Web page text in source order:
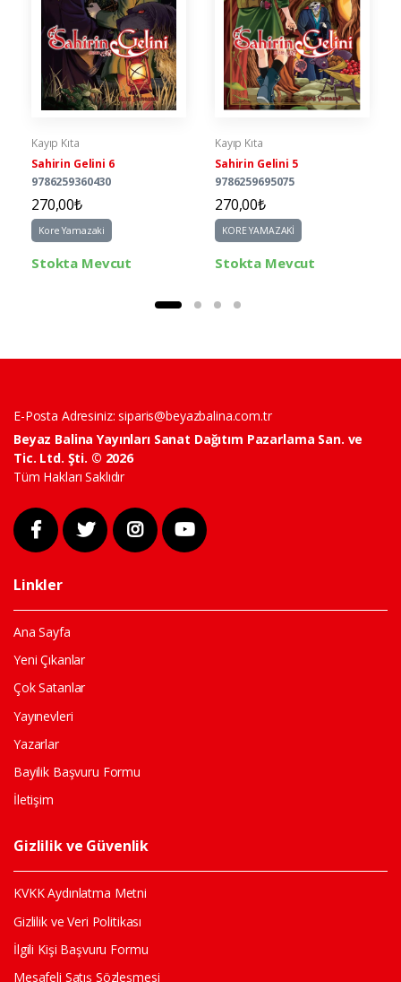
Kayıp Kıta
Sahirin Gelini 6
9786259360430
270,00₺
Kore Yamazaki
Stokta Mevcut
Kayıp Kıta
Sahirin Gelini 5
9786259695075
270,00₺
KORE YAMAZAKİ
Stokta Mevcut
E-Posta Adresiniz:siparis@beyazbalina.com.tr
Beyaz Balina Yayınları Sanat Dağıtım Pazarlama San. ve
Tic. Ltd. Şti. © 2026
Tüm Hakları Saklıdır
Linkler
Ana Sayfa
Yeni Çıkanlar
Çok Satanlar
Yayınevleri
Yazarlar
Bayilik Başvuru Formu
İletişim
Gizlilik ve Güvenlik
KVKK Aydınlatma Metni
Gizlilik ve Veri Politikası
İlgili Kişi Başvuru Formu
Mesafeli Satış Sözleşmesi